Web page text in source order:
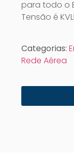
para todo o
Tensão é
Categorias:
Rede Aérea